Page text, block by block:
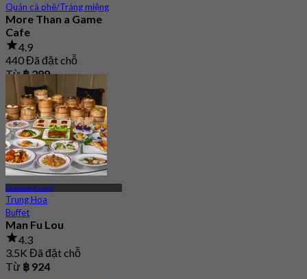
Quán cà phê/Tráng miệng
More Than a Game
Cafe
4.9
440 Đã đặt chỗ
Từ฿ 299
Charoen Krung
Trung Hoa
Buffet
Man Fu Lou
4.3
3.5K Đã đặt chỗ
Từ ฿ 924